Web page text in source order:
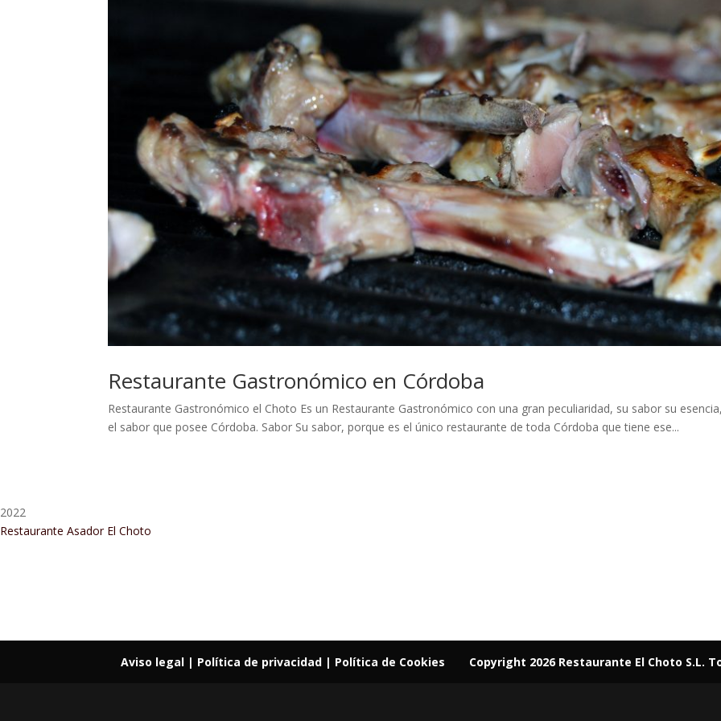
Restaurante Gastronómico en Córdoba
Restaurante Gastronómico el Choto Es un Restaurante Gastronómico con una gran peculiaridad, su sabor su
el sabor que posee Córdoba. Sabor Su sabor, porque es el único restaurante de toda Córdoba que tiene ese...
2022
Restaurante Asador El Choto
Aviso legal | Política de privacidad | Política de Cookies Copyright 2026 Restaurante El Choto S.L.